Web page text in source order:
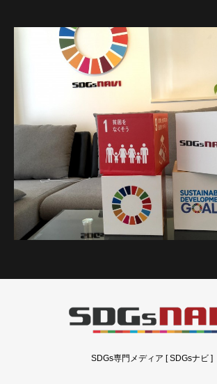
SDGs専門メディア [ SDGsナビ ]